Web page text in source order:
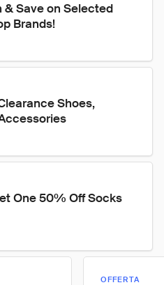
& Save on Selected
Brands!
Shoes,
One 50% Off Socks
OFFERTA